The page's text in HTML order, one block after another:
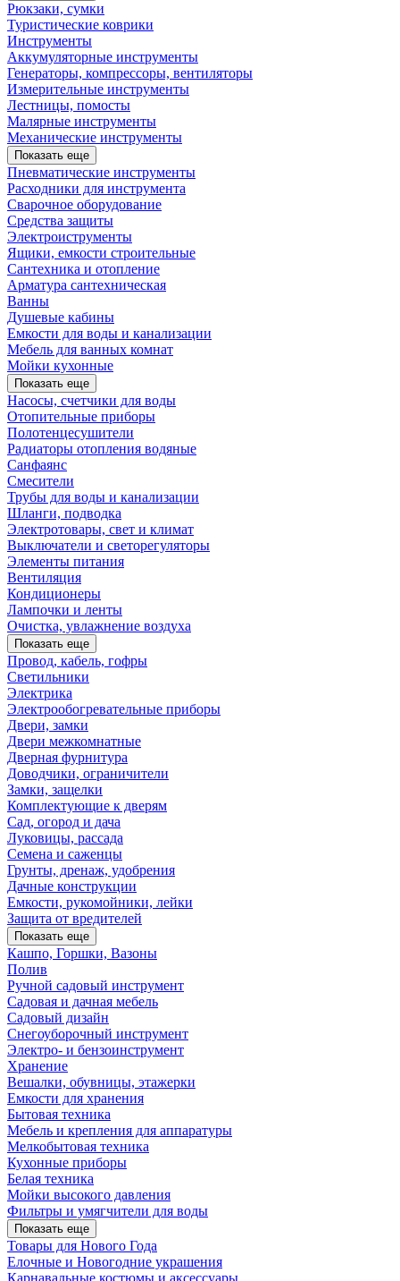
Рюкзаки, сумки
Туристические коврики
Инструменты
Аккумуляторные инструменты
Генераторы, компрессоры, вентиляторы
Измерительные инструменты
Лестницы, помосты
Малярные инструменты
Механические инструменты
Показать еще
Пневматические инструменты
Расходники для инструмента
Сварочное оборудование
Средства защиты
Электроиструменты
Ящики, емкости строительные
Сантехника и отопление
Арматура сантехническая
Ванны
Душевые кабины
Емкости для воды и канализации
Мебель для ванных комнат
Мойки кухонные
Показать еще
Насосы, счетчики для воды
Отопительные приборы
Полотенцесушители
Радиаторы отопления водяные
Санфаянс
Смесители
Трубы для воды и канализации
Шланги, подводка
Электротовары, свет и климат
Выключатели и светорегуляторы
Элементы питания
Вентиляция
Кондиционеры
Лампочки и ленты
Очистка, увлажнение воздуха
Показать еще
Провод, кабель, гофры
Светильники
Электрика
Электрообогревательные приборы
Двери, замки
Двери межкомнатные
Дверная фурнитура
Доводчики, ограничители
Замки, защелки
Комплектующие к дверям
Сад, огород и дача
Луковицы, рассада
Семена и саженцы
Грунты, дренаж, удобрения
Дачные конструкции
Емкости, рукомойники, лейки
Защита от вредителей
Показать еще
Кашпо, Горшки, Вазоны
Полив
Ручной садовый инструмент
Садовая и дачная мебель
Садовый дизайн
Снегоуборочный инструмент
Электро- и бензоинструмент
Хранение
Вешалки, обувницы, этажерки
Емкости для хранения
Бытовая техника
Мебель и крепления для аппаратуры
Мелкобытовая техника
Кухонные приборы
Белая техника
Мойки высокого давления
Фильтры и умягчители для воды
Показать еще
Товары для Нового Года
Елочные и Новогодние украшения
Карнавальные костюмы и аксессуары